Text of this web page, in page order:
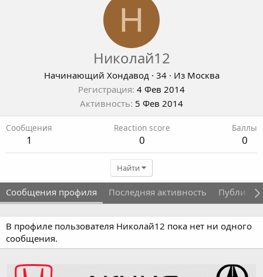
Н
Николай12
Начинающий Хондавод · 34 · Из Москва
Регистрация 4 Фев 2014
Активность 5 Фев 2014
Сообщения
1
Reaction score
0
Баллы
0
Найти
Сообщения профиля Последняя активность
В профиле пользователя Николай12 пока нет ни одного
сообщения.